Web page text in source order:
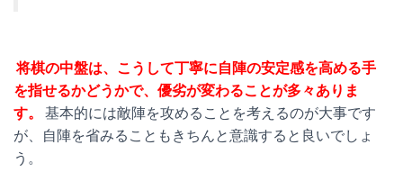
将棋の中盤は、こうして丁寧に自陣の安定感を高める手
を指せるかどうかで、優劣が変わることが多々ありま
す。
基本的には敵陣を攻めることを考えるのが大事です
が、自陣を省みることもきちんと意識すると良いでしょ
う。